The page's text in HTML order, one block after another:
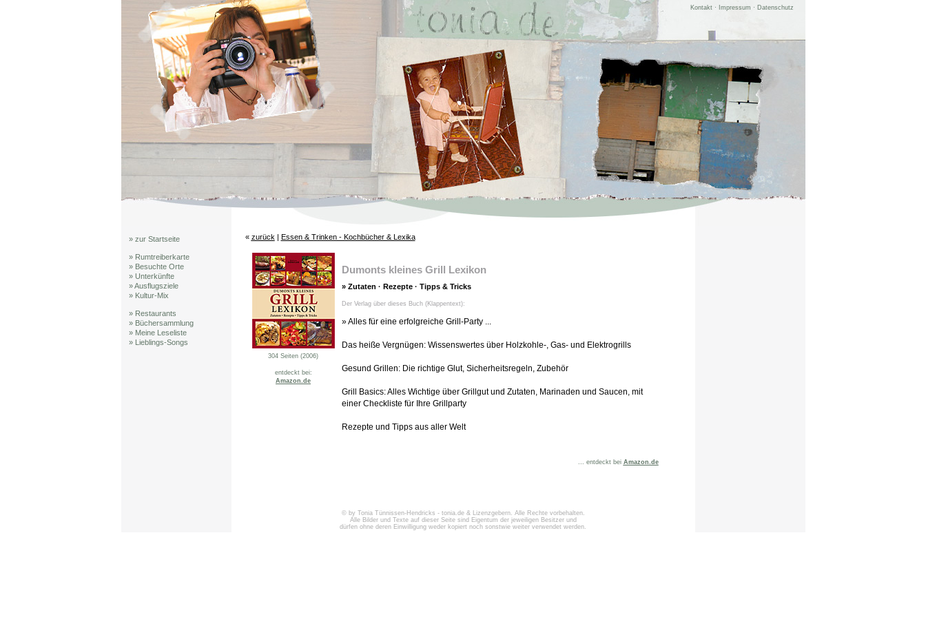
Kontakt· Impressum · Datenschutz
» zur Startseite
» Rumtreiberkarte
» Besuchte Orte
» Unterkünfte
» Ausflugsziele
» Kultur-Mix
» Restaurants
» Büchersammlung
» Meine Leseliste
» Lieblings-Songs
« zurück | Essen & Trinken - Kochbücher & Lexika
304 Seiten (2006)
entdeckt bei:
Amazon.de
Dumonts kleines Grill Lexikon
» Zutaten · Rezepte · Tipps & Tricks
Der Verlag über dieses Buch (Klappentext):
» Alles für eine erfolgreiche Grill-Party ...
Das heiße Vergnügen: Wissenswertes über Holzkohle-, Gas- und Elektrogrills
Gesund Grillen: Die richtige Glut, Sicherheitsregeln, Zubehör
Grill Basics: Alles Wichtige über Grillgut und Zutaten, Marinaden und Saucen, mit
einer Checkliste für Ihre Grillparty
Rezepte und Tipps aus aller Welt
... entdeckt bei Amazon.de
© by Tonia Tünnissen-Hendricks - tonia.de & Lizenzgebern. Alle Rechte vorbehalten.
Alle Bilder und Texte auf dieser Seite sind Eigentum der jeweiligen Besitzer und
dürfen ohne deren Einwilligung weder kopiert noch sonstwie weiter verwendet werden.